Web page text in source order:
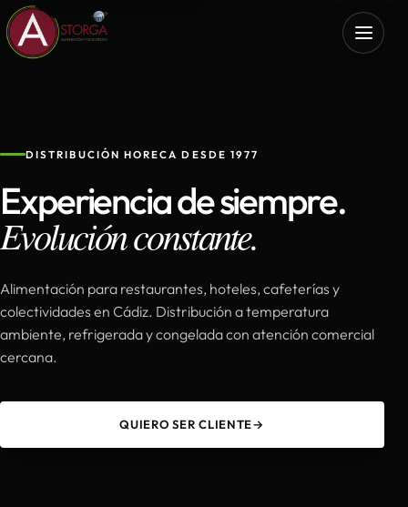
DISTRIBUCIÓN HORECA DESDE 1977
Experiencia de siempre.
Evolución constante.
Alimentación para restaurantes, hoteles, cafeterías y
colectividades en Cádiz. Distribución a temperatura
ambiente, refrigerada y congelada con atención comercial
cercana.
QUIERO SER CLIENTE→